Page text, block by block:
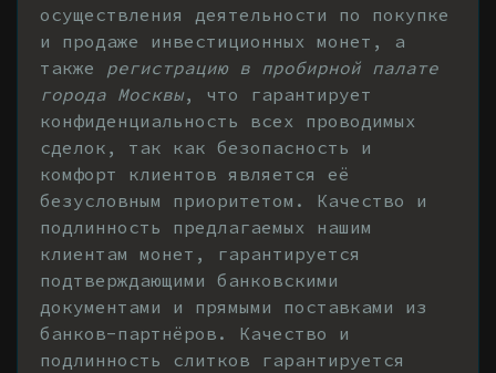
осуществления деятельности по покупке
и продаже инвестиционных монет, а
также регистрацию в пробирной палате
города Москвы, что гарантирует
конфиденциальность всех проводимых
сделок, так как безопасность и
комфорт клиентов является её
безусловным приоритетом. Качество и
подлинность предлагаемых нашим
клиентам монет, гарантируется
подтверждающими банковскими
документами и прямыми поставками из
банков-партнёров. Качество и
подлинность слитков гарантируется